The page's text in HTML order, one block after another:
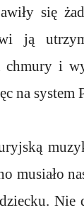
się
ją
chmury i
na system
musiało